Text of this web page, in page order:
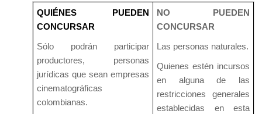
QUIÉNES PUEDEN
CONCURSAR
Sólo podrán participar
productores, personas
jurídicas que sean empresas
cinematográficas
colombianas.
NO PUEDEN
CONCURSAR
Las personas naturales.
Quienes estén incursos
en alguna de las
restricciones generales
establecidas en esta